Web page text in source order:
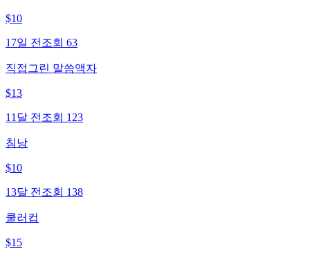
$10
17일 전 조회 63
직접그린 말씀액자
$13
11달 전 조회 123
침낭
$10
13달 전 조회 138
쿨러컵
$15